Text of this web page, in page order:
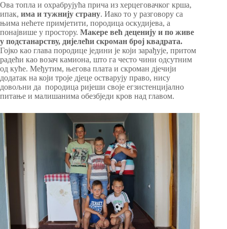
Ова топла и охрабрујућа прича из херцеговачког крша,
ипак, има и тужнију страну. Иако то у разговору са
њима нећете примјетити, породица оскудијева, а
понајвише у простору. Макере већ деценију и по живе
у подстанарству, дијелећи скроман број квадрата.
Гојко као глава породице једини је који зарађује, притом
радећи као возач камиона, што га често чини одсутним
од куће. Међутим, његова плата и скроман дјечији
додатак на који троје дјеце остварују право, нису
довољни да породица ријеши своје егзистенцијално
питање и малишанима обезбједи кров над главом.